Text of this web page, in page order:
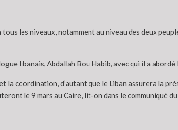
les niveaux, notamment au niveau des deux
libanais, Abdallah Bou Habib, avec qui il a
coordination, d’autant que le Liban assurera la
le 9 mars au Caire, lit-on dans le communiqué